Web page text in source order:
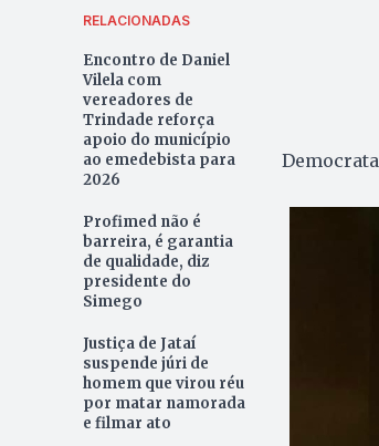
RELACIONADAS
Encontro de Daniel
Vilela com
vereadores de
Trindade reforça
apoio do município
ao emedebista para
2026
Profimed não é
barreira, é garantia
de qualidade, diz
presidente do
Simego
Justiça de Jataí
suspende júri de
homem que virou réu
por matar namorada
e filmar ato